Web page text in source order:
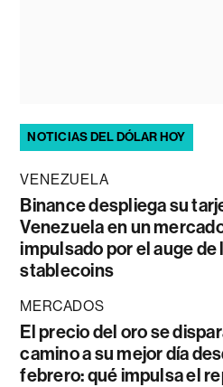
NOTICIAS DEL DÓLAR HOY
VENEZUELA
Binance despliega su
Venezuela en un
impulsado por el auge de
stablecoins
MERCADOS
El precio del oro se
camino a su mejor día
febrero: qué impulsa el